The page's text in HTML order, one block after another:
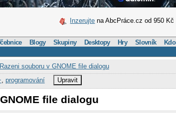
Inzerujte na AbcPráce.cz od 950 Kč
Blogy Skupiny Desktopy Hry Slovník
Razeni souboru v GNOME file dialogu
programování Upravit
file dialogu